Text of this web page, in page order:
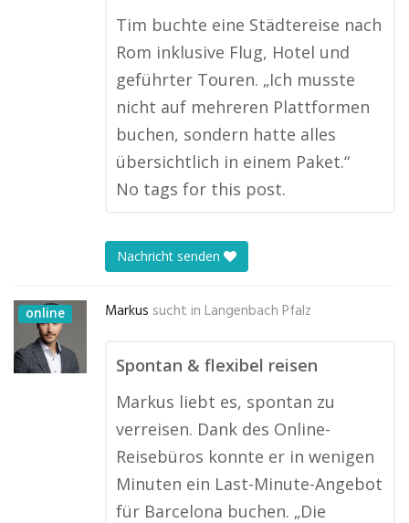
Tim buchte eine Städtereise nach
Rom inklusive Flug, Hotel und
geführter Touren. „Ich musste
nicht auf mehreren Plattformen
buchen, sondern hatte alles
übersichtlich in einem Paket.“
No tags for this post.
Nachricht senden
online Markus sucht in Langenbach Pfalz
Spontan & flexibel reisen
Markus liebt es, spontan zu
verreisen. Dank des Online-
Reisebüros konnte er in wenigen
Minuten ein Last-Minute-Angebot
für Barcelona buchen. „Die